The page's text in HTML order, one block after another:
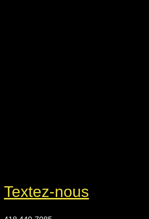
Textez-nous